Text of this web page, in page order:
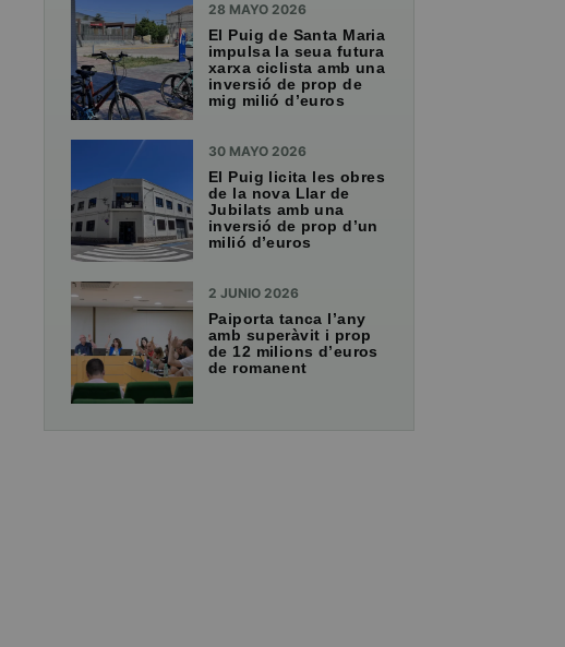
28 MAYO 2026
El Puig de Santa Maria
impulsa la seua futura
xarxa ciclista amb una
inversió de prop de
mig milió d’euros
30 MAYO 2026
El Puig licita les obres
de la nova Llar de
Jubilats amb una
inversió de prop d’un
milió d’euros
2 JUNIO 2026
Paiporta tanca l’any
amb superàvit i prop
de 12 milions d’euros
de romanent